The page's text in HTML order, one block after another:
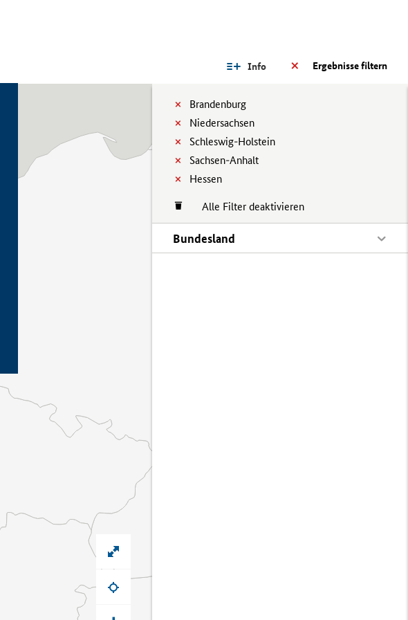
Ergebnisse filtern
Info
Brandenburg
Niedersachsen
Schleswig-Holstein
Sachsen-Anhalt
Hessen
Alle Filter deaktivieren
Bundesland